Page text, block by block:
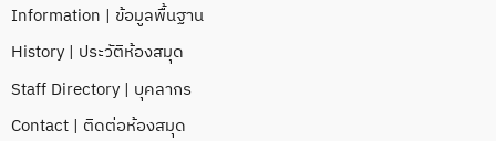
Information | ข้อมูลพื้นฐาน
History | ประวัติห้องสมุด
Staff Directory | บุคลากร
Contact | ติดต่อห้องสมุด